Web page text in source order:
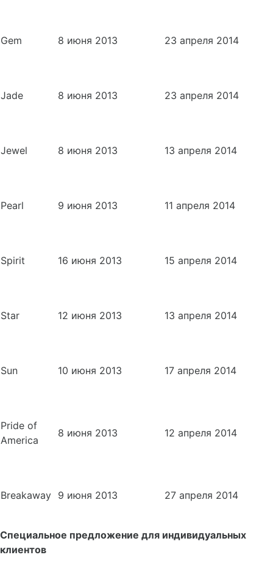
Gem 8 июня 2013 23 апреля 2014
Jade 8 июня 2013 23 апреля 2014
Jewel 8 июня 2013 13 апреля 2014
Pearl 9 июня 2013 11 апреля 2014
Spirit 16 июня 2013 15 апреля 2014
Star 12 июня 2013 13 апреля 2014
Sun 10 июня 2013 17 апреля 2014
Pride of
America
8 июня 2013 12 апреля 2014
Breakaway 9 июня 2013 27 апреля 2014
Специальное предложение для индивидуальных
клиентов